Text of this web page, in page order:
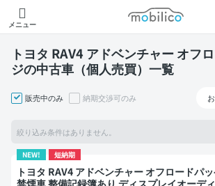
メニュー
モビリコ
トヨタ RAV4 アドベンチャー オフ
ジの中古車（個人売買）一覧
販売中のみ 納期交渉可のみ
絞り込み条件はありません。
NEW! 短納期
トヨタ RAV4 アドベンチャー オフロードパッケ
禁煙車 整備記録簿あり ディスプレイオーデ